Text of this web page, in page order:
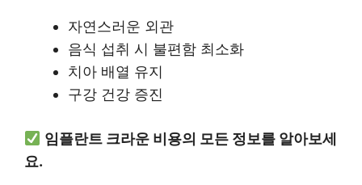
자연스러운 외관
음식 섭취 시 불편함 최소화
치아 배열 유지
구강 건강 증진
임플란트 크라운 비용의 모든 정보를 알아보세
요.